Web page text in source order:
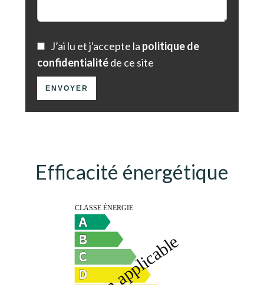
J’ai lu et j'accepte la politique de
confidentialitéde ce site
ENVOYER
Efficacité énergétique